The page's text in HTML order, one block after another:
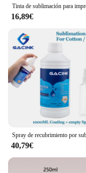
16,89€
40,79€